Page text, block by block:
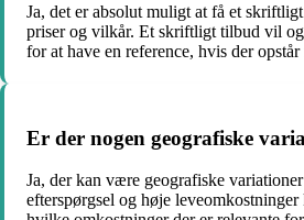
Ja, det er absolut muligt at få et
priser og vilkår. Et skriftligt tilbud vil
for at have en reference, hvis der
Er der nogen geografiske
Ja, der kan være geografiske
efterspørgsel og høje